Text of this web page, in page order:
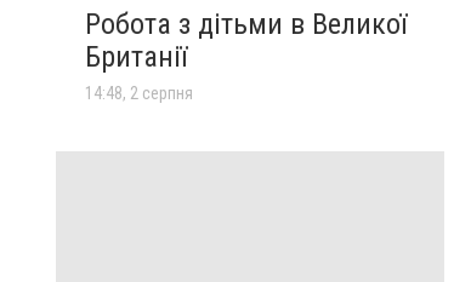
Робота з дітьми в Великої
Британії
14:48, 2 серпня